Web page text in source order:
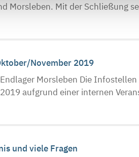
Morsleben. Mit der Schließung
November 2019
Morsleben Die
aufgrund einer internen
und viele Fragen